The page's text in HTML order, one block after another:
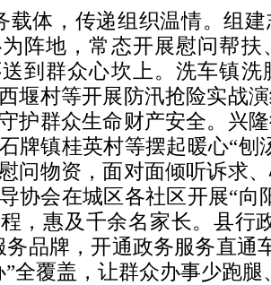
载体，传递组织温情。组
阵地，常态开展慰问帮扶
到群众心坎上。洗车镇洗
堰村等开展防汛抢险实战
护群众生命财产安全。兴
牌镇桂英村等摆起暖心“刨
问物资，面对面倾听诉求
协会在城区各社区开展“向
，惠及千余名家长。县行
务品牌，开通政务服务直通
”全覆盖，让群众办事少跑